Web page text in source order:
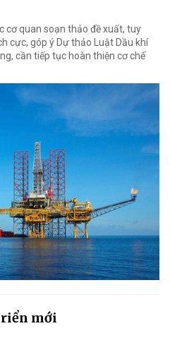
cơ quan soạn thảo đề xuất, tuy
cực, góp ý Dự thảo Luật Dầu khí
cần tiếp tục hoàn thiện cơ chế
mới